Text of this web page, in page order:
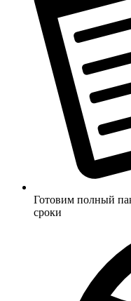
Готовим полный
сроки